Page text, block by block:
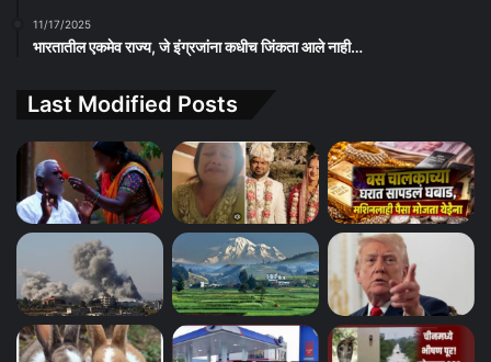
11/17/2025
भारतातील एकमेव राज्य, जे इंग्रजांना कधीच जिंकता आले नाही…
Last Modified Posts